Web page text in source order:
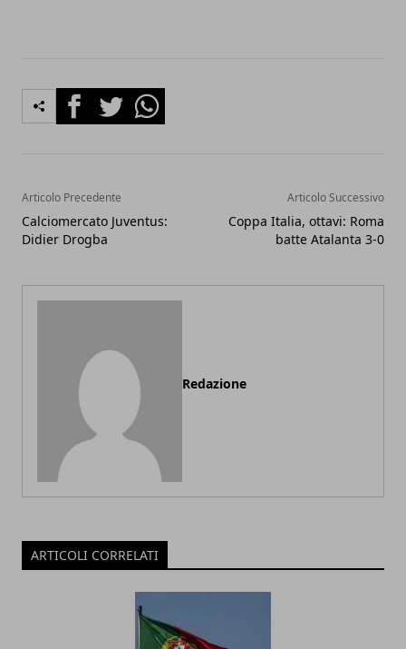
FacebookTwitterWhatsapp
Articolo Precedente
Calciomercato Juventus:
Didier Drogba
Articolo Successivo
Coppa Italia, ottavi: Roma
batte Atalanta 3-0
Redazione
ARTICOLI CORRELATI